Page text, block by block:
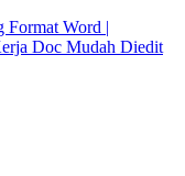
Format Word |
Doc Mudah Diedit